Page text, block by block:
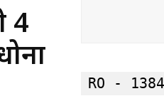
4
RO -